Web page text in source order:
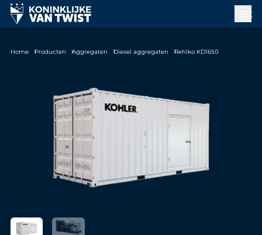
Home Producten Aggregaten Diesel aggregaten Rehlko KD1650